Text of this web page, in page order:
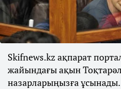
Skifnews.kz ақпарат
жайындағы ақын
назарларыңызға ұсынады.